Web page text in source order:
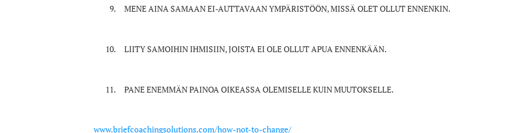
MENE AINA SAMAAN EI-AUTTAVAAN YMPÄRISTÖÖN, MISSÄ OLET OLLUT ENNENKIN.
LIITY SAMOIHIN IHMISIIN, JOISTA EI OLE OLLUT APUA ENNENKÄÄN.
PANE ENEMMÄN PAINOA OIKEASSA OLEMISELLE KUIN MUUTOKSELLE.
www.briefcoachingsolutions.com/how-not-to-change/